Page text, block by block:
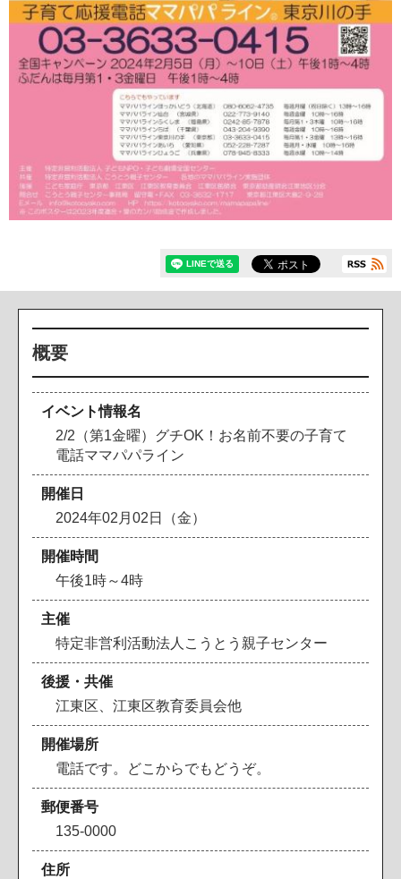
概要
イベント情報名
2/2（第1金曜）グチOK！お名前不要の子育て
電話ママパパライン
開催日
2024年02月02日（金）
開催時間
午後1時～4時
主催
特定非営利活動法人こうとう親子センター
後援・共催
江東区、江東区教育委員会他
開催場所
電話です。どこからでもどうぞ。
郵便番号
135-0000
住所